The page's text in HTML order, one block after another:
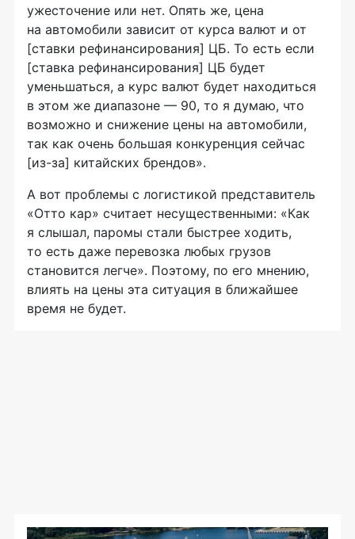
ужесточение или нет. Опять же, цена
на автомобили зависит от курса валют и от
[ставки рефинансирования] ЦБ. То есть если
[ставка рефинансирования] ЦБ будет
уменьшаться, а курс валют будет находиться
в этом же диапазоне — 90, то я думаю, что
возможно и снижение цены на автомобили,
так как очень большая конкуренция сейчас
[из-за] китайских брендов».
А вот проблемы с логистикой представитель
«Отто кар» считает несущественными: «Как
я слышал, паромы стали быстрее ходить,
то есть даже перевозка любых грузов
становится легче». Поэтому, по его мнению,
влиять на цены эта ситуация в ближайшее
время не будет.